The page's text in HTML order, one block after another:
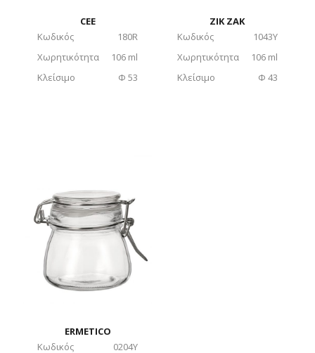
CEE
Κωδικός
180R
Χωρητικότητα
106 ml
Κλείσιμο
Φ 53
ΖΙΚ ΖΑΚ
Κωδικός
1043Y
Χωρητικότητα
106 ml
Κλείσιμο
Φ 43
ERMETICO
Κωδικός
0204Y